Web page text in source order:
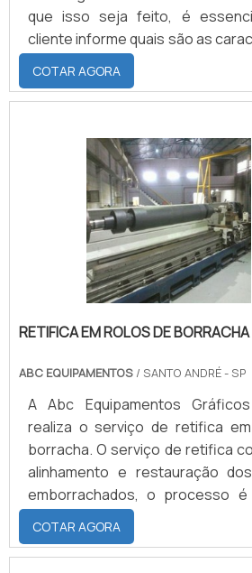
que isso seja feito, é
cliente informe quais são as
desejadas, como: comprimento,
diâmetro, e que informe a quais
e materiais os cilindros
de elastômero seja
peça.PREVENÇÃO PARA
QUALIDADE E
PRODUTOPor conta de ser
material frági.
COTAR AGORA
RETIFICA EM ROLOS DE BORRACHA
ABC EQUIPAMENTOS / SANTO ANDRÉ - SP
A Abc Equipamentos
realiza o serviço de retifica
borracha. O serviço de retifica
alinhamento e restauração
emborrachados, o processo
torno mecânico através de uma
chamada rebolo, que gira
velocidade ao redor dos rolos
COTAR AGORA